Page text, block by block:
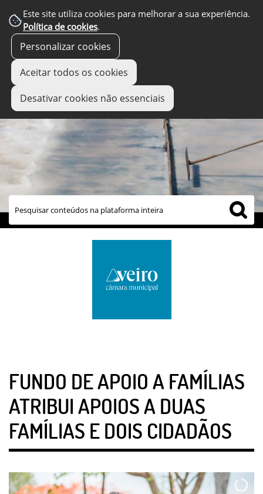
Este site utiliza cookies para melhorar a sua experiência.
Política de cookies.
Personalizar cookies
Aceitar todos os cookies
Desativar cookies não essenciais
links úteis
FUNDO DE APOIO A FAMÍLIAS
ATRIBUI APOIOS A DUAS
FAMÍLIAS E DOIS CIDADÃOS